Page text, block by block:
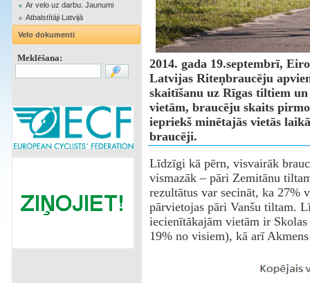
Ar velo uz darbu. Jaunumi
Atbalstītāji Latvijā
Velo dokumenti
Meklēšana:
2014. gada 19.septembrī,
Latvijas Riteņbraucēju
skaitīšanu uz Rīgas tiltiem
vietām, braucēju skaits
iepriekš minētajās vietās
braucēji.
Līdzīgi kā pērn, visvairāk
vismazāk – pāri Zemitānu
rezultātus var secināt, ka 27%
pārvietojas pāri Vanšu tiltam.
iecienītākajām vietām ir
19% no visiem), kā arī